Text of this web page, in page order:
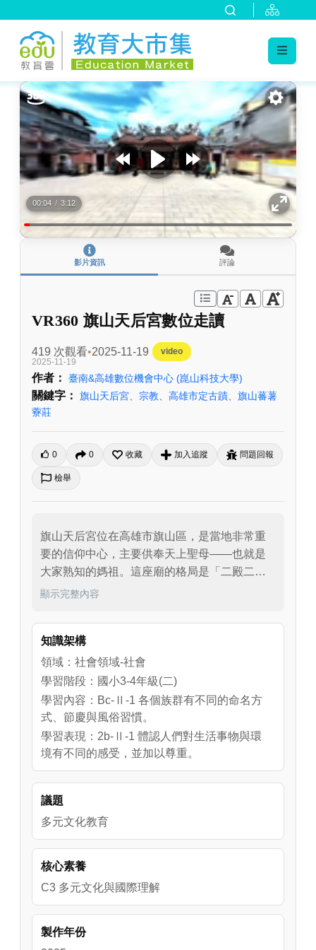
:::
00:04 / 3:12
影片資訊 評論
VR360 旗山天后宮數位走讀
419 次觀看 2025-11-19
video
2025-11-19
作者： 臺南&高雄數位機會中心 (崑山科技大學)
關鍵字： 旗山天后宮 宗教 高雄市定古蹟
旗山蕃薯
藔莊
0 0 收藏 加入追蹤 問題回報
檢舉
旗山天后宮位在高雄市旗山區，是當地非常重
要的信仰中心，主要供奉天上聖母——也就是
大家熟知的媽祖。這座廟的格局是「二殿二
廂」，在2000年時被列為高雄縣的縣定古蹟，
旗山天后宮是目前唯一一座還保留清朝時期建
築特色的廟宇。從入口往內走，整體配置是：
牌樓、廟埕、三川殿、天井、正殿。三川殿到
正殿是主要的祭祀空間，兩側則有天井和廂
房，正殿旁邊還有過水廊、後天井以及耳房。
現在，廟裡的左廂房是廟祝的生活空間，過去
則是「悟真社」的宣講堂，裡面還留有「宣講
的神位。而左耳房以前是「鳳吟聲南樂社」的
曲館，專門用來練習南管音樂。
正殿裡的媽祖神像是軟身雕刻，神情莊嚴，木
香爐，上面雕刻著唐草紋、雲龍紋，爐口還刻
著「天上聖母」四個字。廟裡的文物陳列室則
展示了許多清朝時期的祭祀用品，像是青花百
壽字款三足香爐、松鶴紋境主公鉎鐵圓爐，還
顯示完整內容
知識架構
領域：社會領域-社會
學習階段：國小3-4年級(二)
學習內容：Bc-Ⅱ-1 各個族群有不同的命名方
式、節慶與風俗習慣。
學習表現：2b-Ⅱ-1 體認人們對生活事物與環
境有不同的感受，並加以尊重。
議題
多元文化教育
核心素養
C3 多元文化與國際理解
製作年份